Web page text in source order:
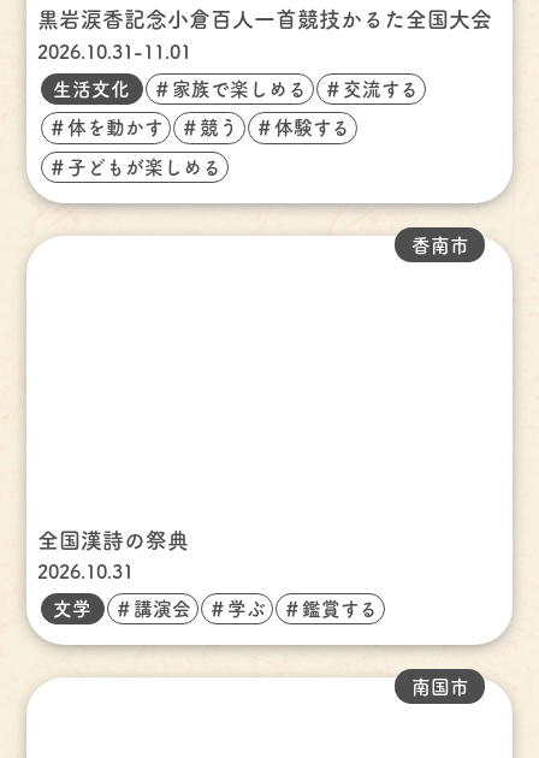
黒岩涙香記念小倉百人一首競技かるた全国大会
2026.10.31-11.01
生活文化
＃家族で楽しめる ＃交流する
＃体を動かす ＃競う ＃体験する
＃子どもが楽しめる
全国漢詩の祭典
2026.10.31
香南市
文学 ＃講演会 ＃学ぶ ＃鑑賞する
南国市